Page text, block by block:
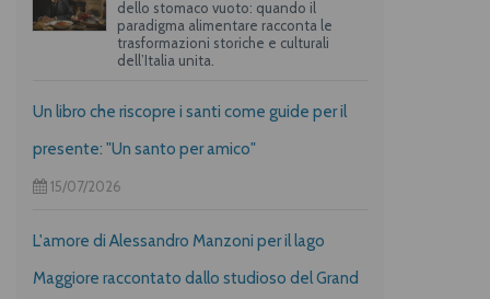
dello stomaco vuoto: quando il
paradigma alimentare racconta le
trasformazioni storiche e culturali
dell’Italia unita.
Un libro che riscopre i santi come guide per il
presente: "Un santo per amico"
15/07/2026
L'amore di Alessandro Manzoni per il lago
Maggiore raccontato dallo studioso del Grand